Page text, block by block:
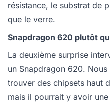
résistance, le substrat de
que le verre.
Snapdragon 620 plutôt
La deuxième surprise
un Snapdragon 620.
trouver des chipsets haut
mais il pourrait y avoir